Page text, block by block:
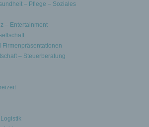
– Pflege – Soziales
– Entertainment
Firmenpräsentationen
– Steuerberatung